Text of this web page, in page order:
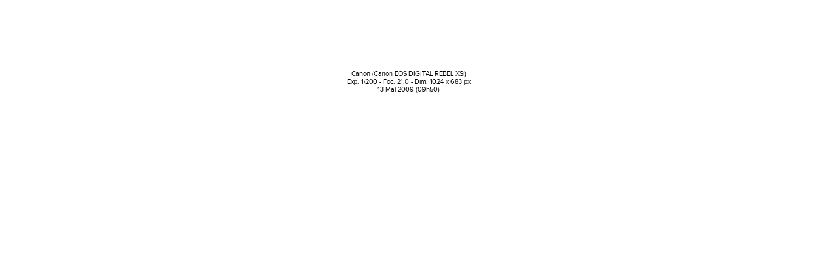
Canon (Canon EOS DIGITAL REBEL XSi)
Exp. 1/200 - Foc. 21,0 - Dim. 1024 x 683 px
13 Mai 2009 (09h50)